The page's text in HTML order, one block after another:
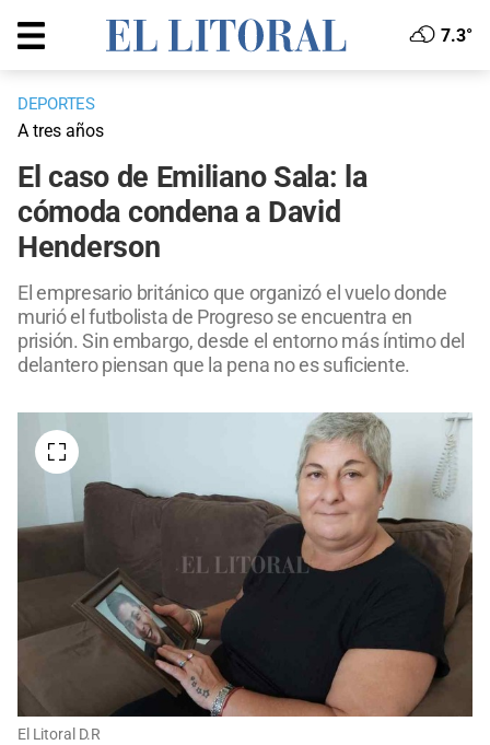
7.3°
DEPORTES
A tres años
El caso de Emiliano Sala: la
cómoda condena a David
Henderson
El empresario británico que organizó el vuelo donde
murió el futbolista de Progreso se encuentra en
prisión. Sin embargo, desde el entorno más íntimo del
delantero piensan que la pena no es suficiente.
El Litoral D.R